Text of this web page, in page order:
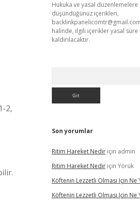
2,
Hukuka ve yasal düzenlemelere
düşündüğünüz içerikleri,
halinde, ilgili içerikler yasal
kaldırılacaktır.
Son yorumlar
Ritim Hareket Nediriçin admin
Ritim Hareket Nediriçin Yörük
Köftenin Lezzetli Olması Için Ne
Köftenin Lezzetli Olması Için Ne